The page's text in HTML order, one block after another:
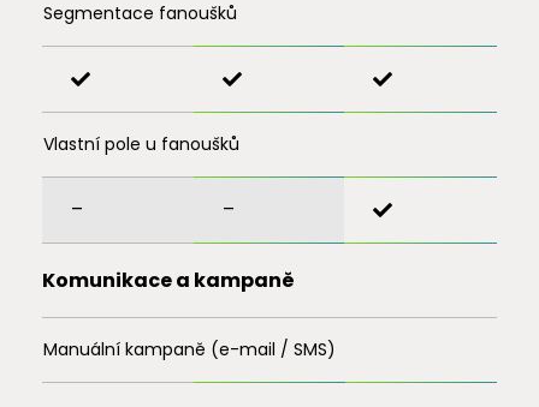
Segmentace fanoušků
Vlastní pole u fanoušků
– –
Komunikace a kampaně
Manuální kampaně (e-mail / SMS)